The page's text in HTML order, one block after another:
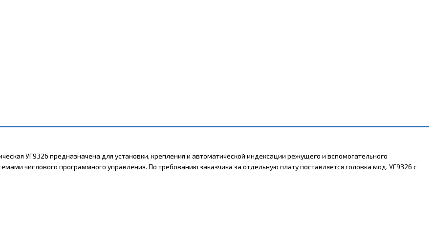
УГ9326 предназначена для установки, крепления и автоматической индексации режущего и вспомогательного
числового программного управления. По требованию заказчика за отдельную плату поставляется головка мод. УГ9326 с